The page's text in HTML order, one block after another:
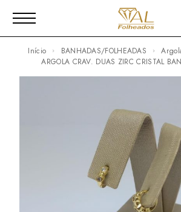
Início BANHADAS/FOLHEADAS
ARGOLA CRAV. DUAS ZIRC CRISTAL